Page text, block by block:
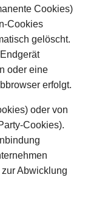
Cookies)
Cookies
gelöscht.
oder eine
erfolgt.
oder von
Cookies).
Abwicklung